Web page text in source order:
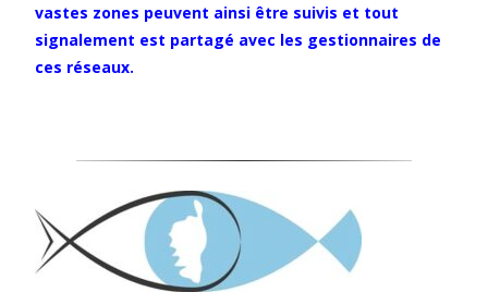
vastes zones peuvent ainsi être suivis et tout
signalement est partagé avec les gestionnaires de
ces réseaux.